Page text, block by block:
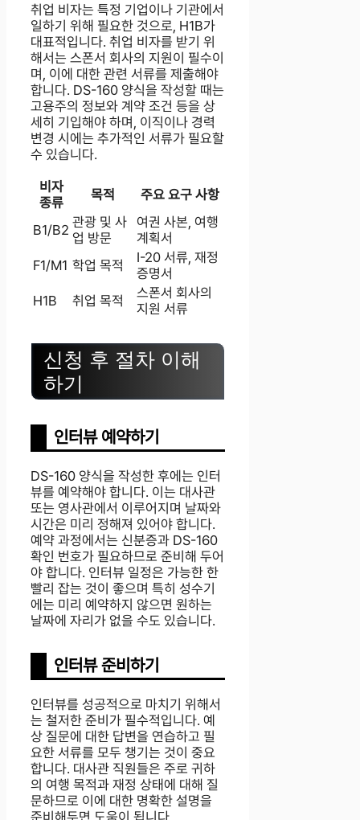
취업 비자는 특정 기업이나 기관에서
일하기 위해 필요한 것으로, H1B가
대표적입니다. 취업 비자를 받기 위
해서는 스폰서 회사의 지원이 필수이
며, 이에 대한 관련 서류를 제출해야
합니다. DS-160 양식을 작성할 때는
고용주의 정보와 계약 조건 등을 상
세히 기입해야 하며, 이직이나 경력
변경 시에는 추가적인 서류가 필요할
수 있습니다.
비자
종류
목적 주요 요구 사항
B1/B2 관광 및 사
업 방문
여권 사본, 여행
계획서
F1/M1 학업 목적
I-20 서류, 재정
증명서
H1B
취업 목적
스폰서 회사의
지원 서류
신청 후 절차 이해
하기
인터뷰 예약하기
DS-160 양식을 작성한 후에는 인터
뷰를 예약해야 합니다. 이는 대사관
또는 영사관에서 이루어지며 날짜와
시간은 미리 정해져 있어야 합니다.
예약 과정에서는 신분증과 DS-160
확인 번호가 필요하므로 준비해 두어
야 합니다. 인터뷰 일정은 가능한 한
빨리 잡는 것이 좋으며 특히 성수기
에는 미리 예약하지 않으면 원하는
날짜에 자리가 없을 수도 있습니다.
인터뷰 준비하기
인터뷰를 성공적으로 마치기 위해서
는 철저한 준비가 필수적입니다. 예
상 질문에 대한 답변을 연습하고 필
요한 서류를 모두 챙기는 것이 중요
합니다. 대사관 직원들은 주로 귀하
의 여행 목적과 재정 상태에 대해 질
문하므로 이에 대한 명확한 설명을
준비해두면 도움이 됩니다.